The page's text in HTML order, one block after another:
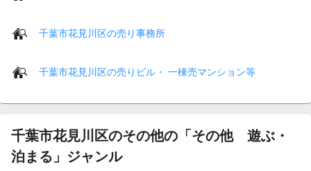
千葉市花見川区の売り事務所
千葉市花見川区の売りビル・ 一棟売マンション等
千葉市花見川区のその他の「その他 遊ぶ・
泊まる」ジャンル